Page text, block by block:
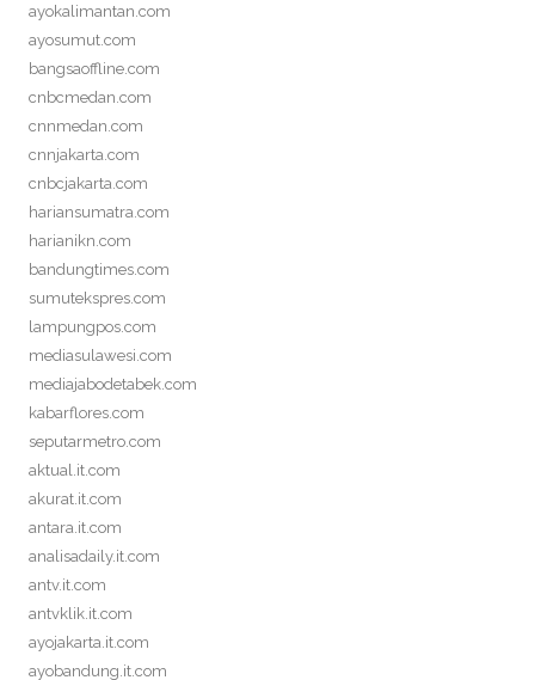
ayokalimantan.com
ayosumut.com
bangsaoffline.com
cnbcmedan.com
cnnmedan.com
cnnjakarta.com
cnbcjakarta.com
hariansumatra.com
harianikn.com
bandungtimes.com
sumutekspres.com
lampungpos.com
mediasulawesi.com
mediajabodetabek.com
kabarflores.com
seputarmetro.com
aktual.it.com
akurat.it.com
antara.it.com
analisadaily.it.com
antv.it.com
antvklik.it.com
ayojakarta.it.com
ayobandung.it.com